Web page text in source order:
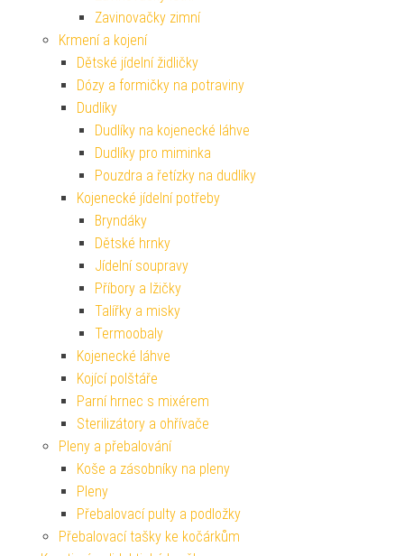
Zavinovačky zimní
Krmení a kojení
Dětské jídelní židličky
Dózy a formičky na potraviny
Dudlíky
Dudlíky na kojenecké láhve
Dudlíky pro miminka
Pouzdra a řetízky na dudlíky
Kojenecké jídelní potřeby
Bryndáky
Dětské hrnky
Jídelní soupravy
Příbory a lžičky
Talířky a misky
Termoobaly
Kojenecké láhve
Kojící polštáře
Parní hrnec s mixérem
Sterilizátory a ohřívače
Pleny a přebalování
Koše a zásobníky na pleny
Pleny
Přebalovací pulty a podložky
Přebalovací tašky ke kočárkům